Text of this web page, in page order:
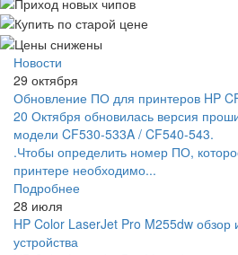
Новости
29 октября
Обновление ПО для принтеров HP
20 Октября обновилась версия
модели CF530-533A / CF540-543.
.Чтобы определить номер ПО,
принтере необходимо...
Подробнее
28 июля
HP Color LaserJet Pro M255dw обзор
устройства